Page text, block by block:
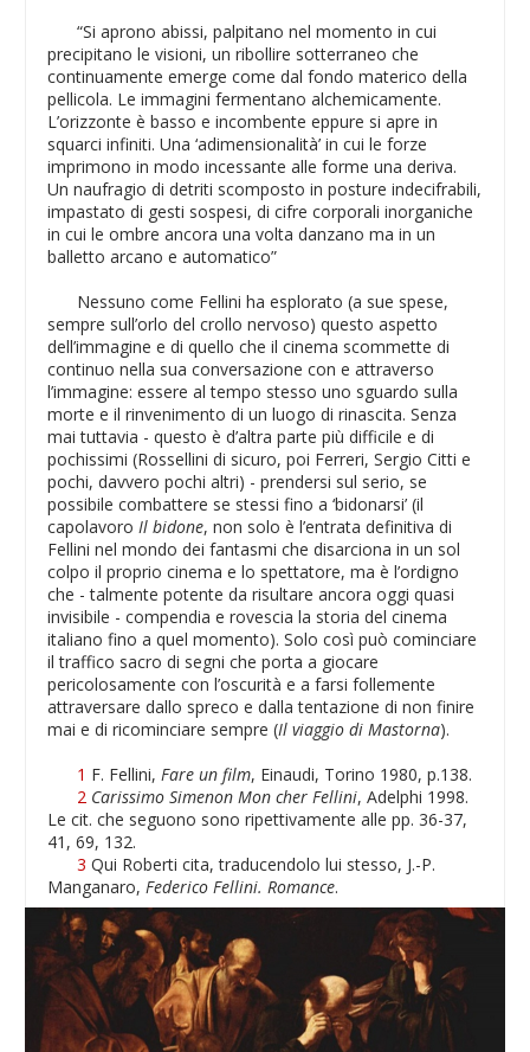
“Si aprono abissi, palpitano nel momento in cui
precipitano le visioni, un ribollire sotterraneo che
continuamente emerge come dal fondo materico della
pellicola. Le immagini fermentano alchemicamente.
L’orizzonte è basso e incombente eppure si apre in
squarci infiniti. Una ‘adimensionalità’ in cui le forze
imprimono in modo incessante alle forme una deriva.
Un naufragio di detriti scomposto in posture indecifrabili,
impastato di gesti sospesi, di cifre corporali inorganiche
in cui le ombre ancora una volta danzano ma in un
balletto arcano e automatico”
Nessuno come Fellini ha esplorato (a sue spese,
sempre sull’orlo del crollo nervoso) questo aspetto
dell’immagine e di quello che il cinema scommette di
continuo nella sua conversazione con e attraverso
l’immagine: essere al tempo stesso uno sguardo sulla
morte e il rinvenimento di un luogo di rinascita. Senza
mai tuttavia - questo è d’altra parte più difficile e di
pochissimi (Rossellini di sicuro, poi Ferreri, Sergio Citti e
pochi, davvero pochi altri) - prendersi sul serio, se
possibile combattere se stessi fino a ‘bidonarsi’ (il
capolavoroIl bidone, non solo è l’entrata definitiva di
Fellini nel mondo dei fantasmi che disarciona in un sol
colpo il proprio cinema e lo spettatore, ma è l’ordigno
che - talmente potente da risultare ancora oggi quasi
invisibile - compendia e rovescia la storia del cinema
italiano fino a quel momento). Solo così può cominciare
il traffico sacro di segni che porta a giocare
pericolosamente con l’oscurità e a farsi follemente
attraversare dallo spreco e dalla tentazione di non finire
mai e di ricominciare sempre (Il viaggio di Mastorna).
1 F. Fellini,Fare un film, Einaudi, Torino 1980, p.138.
2 Carissimo Simenon Mon cher Fellini, Adelphi 1998.
Le cit. che seguono sono ripettivamente alle pp. 36-37,
41, 69, 132.
3 Qui Roberti cita, traducendolo lui stesso, J.-P.
Manganaro,Federico Fellini. Romance.